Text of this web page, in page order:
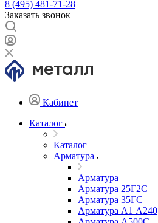
8 (495) 481-71-28
Заказать звонок
Кабинет
Каталог
Каталог
Арматура
Арматура
Арматура 25Г2С
Арматура 35ГС
Арматура А1 А240